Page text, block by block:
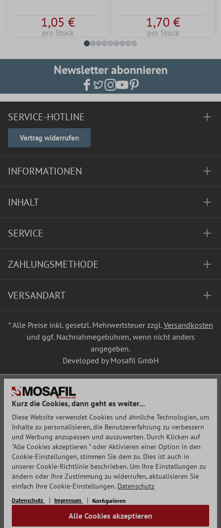
1,05 €
pro Stück
1,70 €
pro Stück
Newsletter abonnieren
SERVICE-HOTLINE
Vertrag widerrufen
INFORMATIONEN
INHALT
SERVICE
ZAHLUNGSMETHODE
VERSANDART
* Alle Preise inkl. gesetzl. Mehrwertsteuer zzgl.Versandkosten
und ggf. Nachnahmegebühren, wenn nicht anders
angegeben.
Developed by Mosafil GmbH
Kurz die Cookies, dann geht es weiter...
Diese Website verwendet Cookies und ähnliche Technologien, um
Inhalte zu personalisieren, die Benutzererfahrung zu verbessern
und Werbung anzupassen und auszuwerten. Durch Klicken auf
"Alle Cookies akzeptieren " oder Aktivieren einer Option in den
Cookie-Einstellungen, stimmen Sie dem zu. Dies ist auch in
unserer Cookie-Richtlinie beschrieben. Um Ihre Einstellungen zu
ändern oder Ihre Zustimmung zu widerrufen, aktualisieren Sie
einfach Ihre Cookie-Einstellungen. Datenschutz
Datenschutz Impressum Konfigurieren
Alle Cookies akzeptieren